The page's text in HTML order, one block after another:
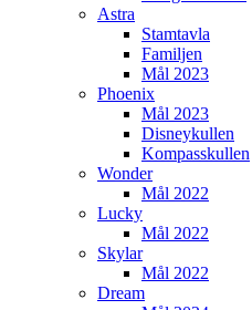
Astra
Stamtavla
Familjen
Mål 2023
Phoenix
Mål 2023
Disneykullen
Kompasskullen
Wonder
Mål 2022
Lucky
Mål 2022
Skylar
Mål 2022
Dream